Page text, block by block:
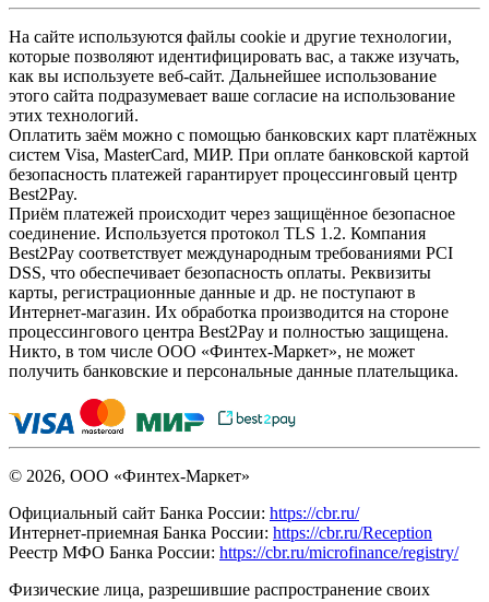
На сайте используются файлы cookie и другие технологии,
которые позволяют идентифицировать вас, а также изучать,
как вы используете веб-сайт. Дальнейшее использование
этого сайта подразумевает ваше согласие на использование
этих технологий.
Оплатить заём можно с помощью банковских карт платёжных
систем Visa, MasterCard, МИР. При оплате банковской картой
безопасность платежей гарантирует процессинговый центр
Best2Pay.
Приём платежей происходит через защищённое безопасное
соединение. Используется протокол TLS 1.2. Компания
Best2Pay соответствует международным требованиями PCI
DSS, что обеспечивает безопасность оплаты. Реквизиты
карты, регистрационные данные и др. не поступают в
Интернет-магазин. Их обработка производится на стороне
процессингового центра Best2Pay и полностью защищена.
Никто, в том числе ООО «Финтех-Маркет», не может
получить банковские и персональные данные плательщика.
© 2026, ООО «Финтех-Маркет»
Официальный сайт Банка России: https://cbr.ru/
Интернет-приемная Банка России: https://cbr.ru/Reception
Реестр МФО Банка России: https://cbr.ru/microfinance/registry/
Физические лица, разрешившие распространение своих